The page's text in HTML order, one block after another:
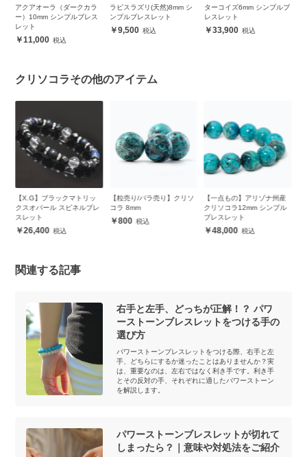
アクアオーラ（ダークカラ
ー）10mm シンプルブレス
レット
11,000
ラピスラズリ(天然)8mm シ
ンプルブレスレット
9,500
ターコイズ6mm シンプルブ
レスレット
33,900
クリソコラその他のアイテム
【X.G】ブラックマトリッ
クスオパール スピネルブレ
スレット
26,400
【粒売り/バラ売り】クリソ
コラ 8mm
800
【一点もの】アリゾナ州産
クリソコラ12mm シンプル
ブレスレット
48,000
関連する記事
右手と左手、どっちが正解！？ パワ
ーストーンブレスレットをつける手の
選び方
パワーストーンブレスレットをつける際、右手と左
手、どちらにするか迷ったことはありませんか？実
は、重要なのは、左右ではなく利き手です。利き手
とその反対の手、それぞれに適したパワーストーン
を解説します。
パワーストーンブレスレットが切れて
しまったら？｜意味や対処法をご紹介